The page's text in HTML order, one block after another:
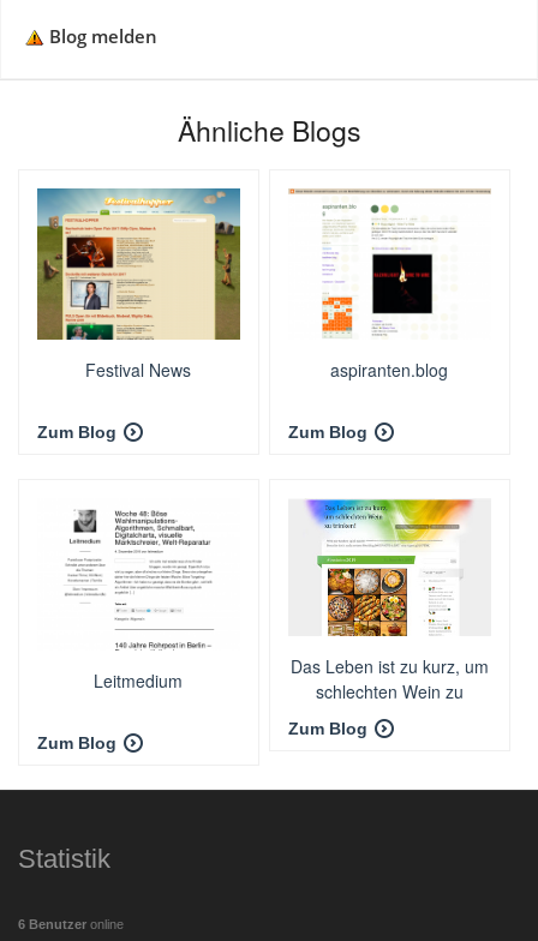
Blog melden
Ähnliche Blogs
Festival News
Zum Blog
aspiranten.blog
Zum Blog
Leitmedium
Zum Blog
Das Leben ist zu kurz, um
schlechten Wein zu
trinken!
Zum Blog
Statistik
6 Benutzer online